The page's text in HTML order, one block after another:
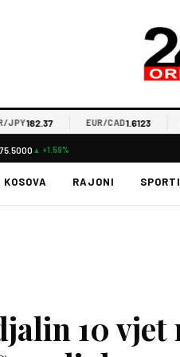
182.37 EUR/CAD1.6123
▲ +1.59%
KOSOVA RAJONI SPORTI
10 vjet